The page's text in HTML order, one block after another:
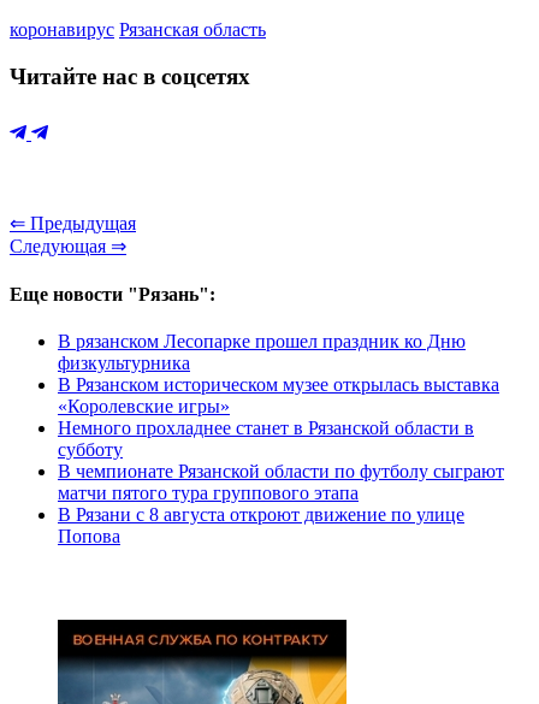
коронавирус Рязанская область
Читайте нас в соцсетях
⇐ Предыдущая
Следующая ⇒
Еще новости "Рязань":
В рязанском Лесопарке прошел праздник ко Дню
физкультурника
В Рязанском историческом музее открылась выставка
«Королевские игры»
Немного прохладнее станет в Рязанской области в
субботу
В чемпионате Рязанской области по футболу сыграют
матчи пятого тура группового этапа
В Рязани с 8 августа откроют движение по улице
Попова